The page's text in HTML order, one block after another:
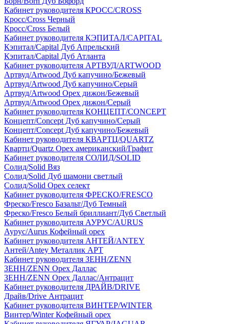
Кабинет руководителя КРОСС/CROSS
Кросс/Cross Черный
Кросс/Cross Белый
Кабинет руководителя КЭПИТАЛ/CAPITAL
Кэпитал/Capital Дуб Апрельский
Кэпитал/Capital Дуб Атланта
Кабинет руководителя АРТВУД/ARTWOOD
Артвуд/Artwood Дуб капучино/Бежевый
Артвуд/Artwood Дуб капучино/Серый
Артвуд/Artwood Орех дижон/Бежевый
Артвуд/Artwood Орех дижон/Серый
Кабинет руководителя КОНЦЕПТ/CONCEPT
Концепт/Concept Дуб капучино/Серый
Концепт/Concept Дуб капучино/Бежевый
Кабинет руководителя КВАРТЦ/QUARTZ
Квартц/Quartz Орех американский/Графит
Кабинет руководителя СОЛИД/SOLID
Солид/Solid Вяз
Солид/Solid Дуб шамони светлый
Солид/Solid Орех селект
Кабинет руководителя ФРЕСКО/FRESCO
Фреско/Fresco Базальт/Дуб Темный
Фреско/Fresco Белый бриллиант/Дуб Светлый
Кабинет руководителя АУРУС/AURUS
Аурус/Aurus Кофейный орех
Кабинет руководителя АНТЕЙ/ANTEY
Антей/Antey Металлик АРТ
Кабинет руководителя ЗЕНН/ZENN
ЗЕНН/ZENN Орех Даллас
ЗЕНН/ZENN Орех Даллас/Антрацит
Кабинет руководителя ДРАЙВ/DRIVE
Драйв/Drive Антрацит
Кабинет руководителя ВИНТЕР/WINTER
Винтер/Winter Кофейный орех